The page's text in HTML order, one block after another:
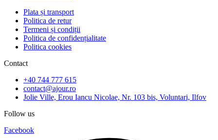
Plata și transport
Politica de retur
Termeni și condiții
Politica de confidențialitate
Politica cookies
Contact
+40 744 777 615
contact@ajour.ro
Jolie Ville, Erou Iancu Nicolae, Nr. 103 bis, Voluntari, Ilfov
Follow us
Facebook